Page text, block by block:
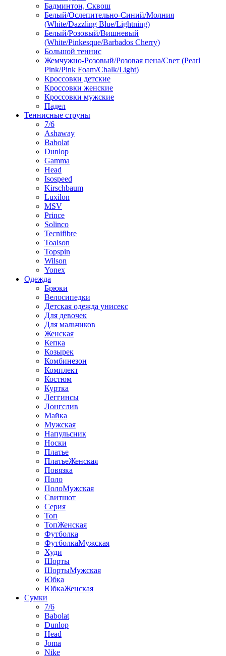
Бадминтон, Сквош
Белый/Ослепительно-Синий/Молния
(White/Dazzling Blue/Lightning)
Белый/Розовый/Вишневый
(White/Pinkesque/Barbados Cherry)
Большой теннис
Жемчужно-Розовый/Розовая пена/Свет (Pearl
Pink/Pink Foam/Chalk/Light)
Кроссовки детские
Кроссовки женские
Кроссовки мужские
Падел
Теннисные струны
7/6
Ashaway
Babolat
Dunlop
Gamma
Head
Isospeed
Kirschbaum
Luxilon
MSV
Prince
Solinco
Tecnifibre
Toalson
Topspin
Wilson
Yonex
Одежда
Брюки
Велосипедки
Детская одежда унисекс
Для девочек
Для мальчиков
Женская
Кепка
Козырек
Комбинезон
Комплект
Костюм
Куртка
Леггинсы
Лонгслив
Майка
Мужская
Напульсник
Носки
Платье
ПлатьеЖенская
Повязка
Поло
ПолоМужская
Свитшот
Серия
Топ
ТопЖенская
Футболка
ФутболкаМужская
Худи
Шорты
ШортыМужская
Юбка
ЮбкаЖенская
Сумки
7/6
Babolat
Dunlop
Head
Joma
Nike